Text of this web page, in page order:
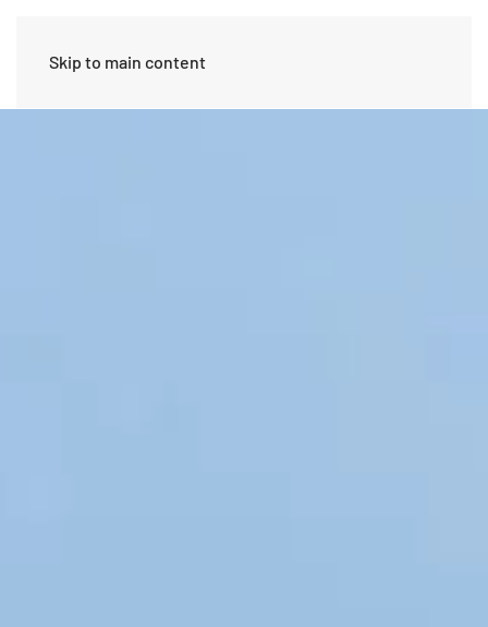
Skip to main content